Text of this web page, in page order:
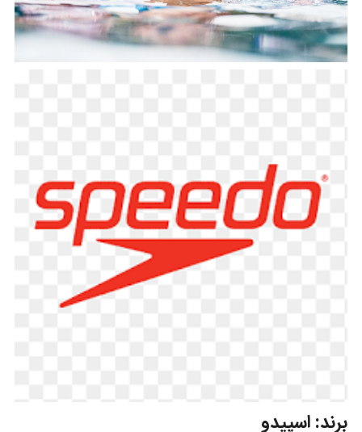
برند: اسپیدو